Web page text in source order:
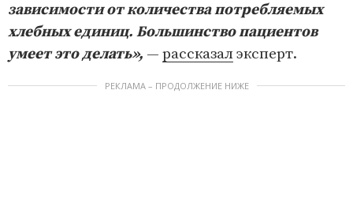
зависимости от количества потребляемых
хлебных единиц. Большинство пациентов
умеет это делать», — рассказалэксперт.
РЕКЛАМА – ПРОДОЛЖЕНИЕ НИЖЕ